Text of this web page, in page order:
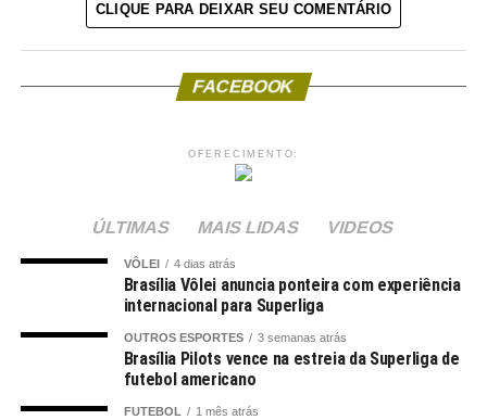
CLIQUE PARA DEIXAR SEU COMENTÁRIO
FACEBOOK
OFERECIMENTO:
ÚLTIMAS MAIS LIDAS VIDEOS
VÔLEI 4 dias atrás
Brasília Vôlei anuncia ponteira com experiência
internacional para Superliga
OUTROS ESPORTES 3 semanas atrás
Brasília Pilots vence na estreia da Superliga de
futebol americano
FUTEBOL 1 mês atrás